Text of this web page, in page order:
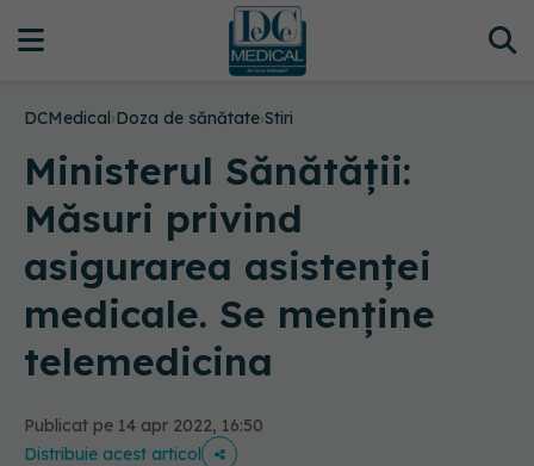
DCMedical›Doza de sănătate›Stiri
Ministerul Sănătății:
Măsuri privind
asigurarea asistenței
medicale. Se menține
telemedicina
Publicat pe 14 apr 2022, 16:50
Distribuie acest articol